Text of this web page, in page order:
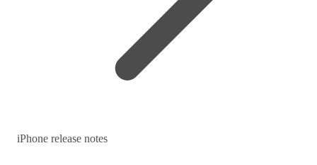
iPhone release notes